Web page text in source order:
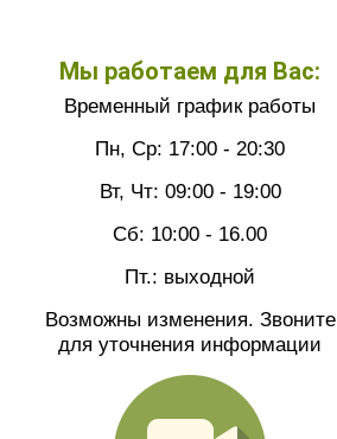
Мы работаем для Вас:
Временный график работы
Пн, Ср: 17:00 - 20:30
Вт, Чт: 09:00 - 19:00
Сб: 10:00 - 16.00
Пт.: выходной
Возможны изменения. Звоните
для уточнения информации